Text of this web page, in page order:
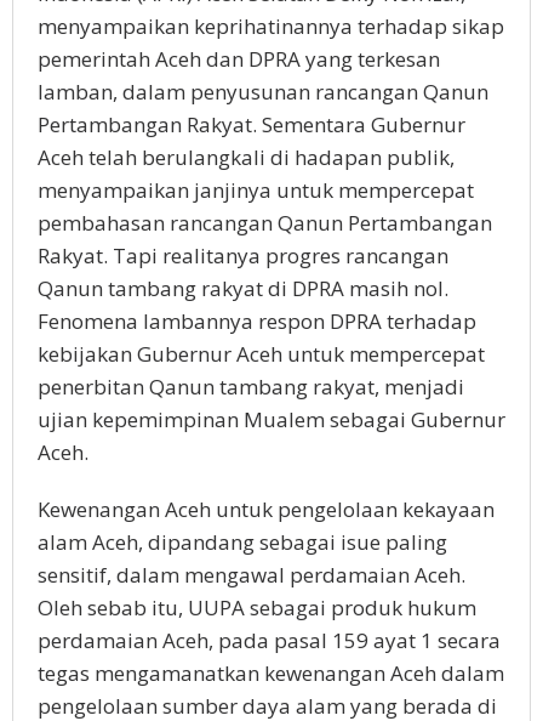
menyampaikan keprihatinannya terhadap sikap
pemerintah Aceh dan DPRA yang terkesan
lamban, dalam penyusunan rancangan Qanun
Pertambangan Rakyat. Sementara Gubernur
Aceh telah berulangkali di hadapan publik,
menyampaikan janjinya untuk mempercepat
pembahasan rancangan Qanun Pertambangan
Rakyat. Tapi realitanya progres rancangan
Qanun tambang rakyat di DPRA masih nol.
Fenomena lambannya respon DPRA terhadap
kebijakan Gubernur Aceh untuk mempercepat
penerbitan Qanun tambang rakyat, menjadi
ujian kepemimpinan Mualem sebagai Gubernur
Aceh.
Kewenangan Aceh untuk pengelolaan kekayaan
alam Aceh, dipandang sebagai isue paling
sensitif, dalam mengawal perdamaian Aceh.
Oleh sebab itu, UUPA sebagai produk hukum
perdamaian Aceh, pada pasal 159 ayat 1 secara
tegas mengamanatkan kewenangan Aceh dalam
pengelolaan sumber daya alam yang berada di